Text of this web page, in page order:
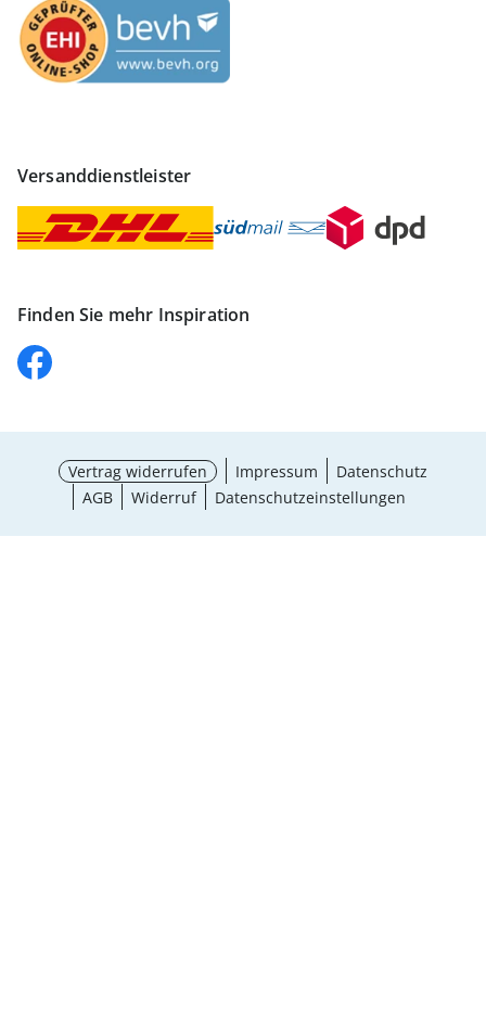
Versanddienstleister
Finden Sie mehr Inspiration
Vertrag widerrufen Impressum
Datenschutz
AGB
Widerruf Datenschutzeinstellungen